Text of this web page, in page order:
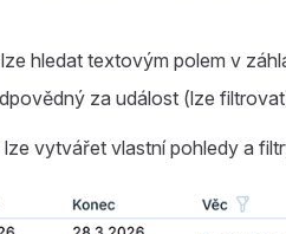
hledat textovým polem v
za událost (lze
vytvářet vlastní pohledy a